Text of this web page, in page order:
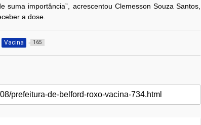
importância”, acrescentou Clemesson Souza Santos,
a dose.
Vacina 165